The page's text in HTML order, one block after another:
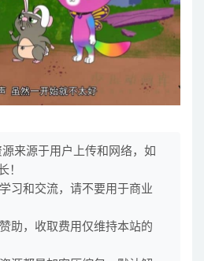
来源于用户上传和网络，如
！
习和交流，请不要用于商业
助，收取费用仅维持本站的